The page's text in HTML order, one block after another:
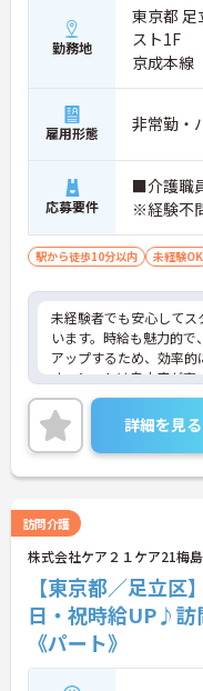
勤務地
東京都
スト1F
京成本線
雇用形態 非常勤・
応募要件
■介護職
※経験不
駅から徒歩10分以内 未経験OK
未経験者でも安心して
います。時給も魅力的
アップするため、効率
す。シフトは自由度が
せて無理なく働けます
長く働き続けられる職場
ご応募ください。
詳細を見る
訪問介護
株式会社ケア２１ケア21梅島
【東京都／足立区
日・祝時給UP♪訪
《パート》